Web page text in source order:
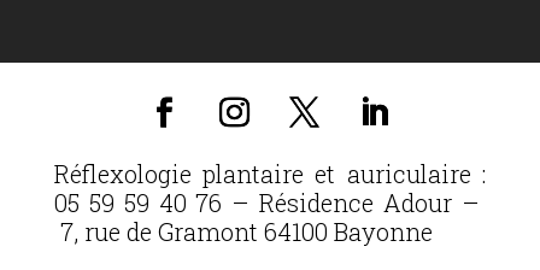
Réflexologie plantaire et auriculaire :
05 59 59 40 76 – Résidence Adour –
7, rue de Gramont 64100 Bayonne